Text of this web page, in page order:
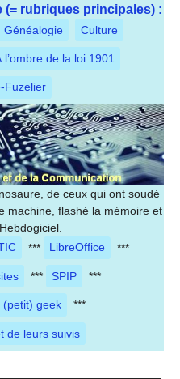
(= rubriques principales) :
Généalogie Culture
l’ombre de la loi 1901
Fuzelier
de ceux qui ont soudé
machine, flashé la mémoire et
*** LibreOffice ***
*** SPIP ***
(petit) geek ***
de leurs suivis